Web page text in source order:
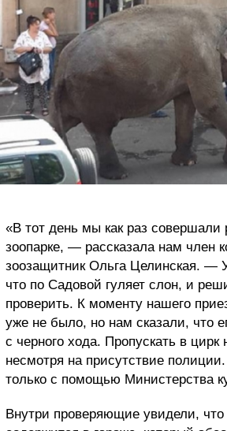
«В тот день мы как раз совершали
зоопарке, — рассказала нам член
зоозащитник Ольга Целинская. —
что по Садовой гуляет слон, и
проверить. К моменту нашего
уже не было, но нам сказали, что
с черного хода. Пропускать в цирк
несмотря на присутствие
только с помощью Министерства
Внутри проверяющие увидели, что